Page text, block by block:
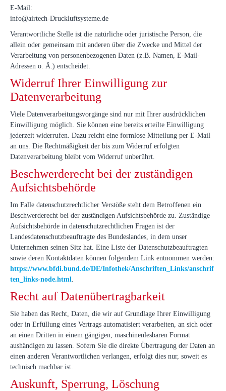
E-Mail:
info@airtech-Druckluftsysteme.de
Verantwortliche Stelle ist die natürliche oder juristische Person, die
allein oder gemeinsam mit anderen über die Zwecke und Mittel der
Verarbeitung von personenbezogenen Daten (z.B. Namen, E-Mail-
Adressen o. Ä.) entscheidet.
Widerruf Ihrer Einwilligung zur
Datenverarbeitung
Viele Datenverarbeitungsvorgänge sind nur mit Ihrer ausdrücklichen
Einwilligung möglich. Sie können eine bereits erteilte Einwilligung
jederzeit widerrufen. Dazu reicht eine formlose Mitteilung per E-Mail
an uns. Die Rechtmäßigkeit der bis zum Widerruf erfolgten
Datenverarbeitung bleibt vom Widerruf unberührt.
Beschwerderecht bei der zuständigen
Aufsichtsbehörde
Im Falle datenschutzrechtlicher Verstöße steht dem Betroffenen ein
Beschwerderecht bei der zuständigen Aufsichtsbehörde zu. Zuständige
Aufsichtsbehörde in datenschutzrechtlichen Fragen ist der
Landesdatenschutzbeauftragte des Bundeslandes, in dem unser
Unternehmen seinen Sitz hat. Eine Liste der Datenschutzbeauftragten
sowie deren Kontaktdaten können folgendem Link entnommen werden:
https://www.bfdi.bund.de/DE/Infothek/Anschriften_Links/anschrif
ten_links-node.html
Recht auf Datenübertragbarkeit
Sie haben das Recht, Daten, die wir auf Grundlage Ihrer Einwilligung
oder in Erfüllung eines Vertrags automatisiert verarbeiten, an sich oder
an einen Dritten in einem gängigen, maschinenlesbaren Format
aushändigen zu lassen. Sofern Sie die direkte Übertragung der Daten an
einen anderen Verantwortlichen verlangen, erfolgt dies nur, soweit es
technisch machbar ist.
Auskunft, Sperrung, Löschung